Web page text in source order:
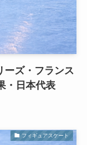
ーズ・フランス
・日本代表
フィギュアスケート